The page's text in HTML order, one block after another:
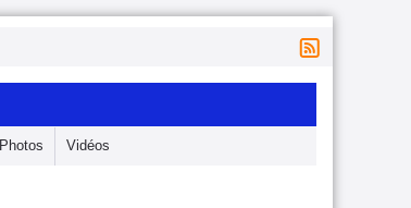
Photos Vidéos